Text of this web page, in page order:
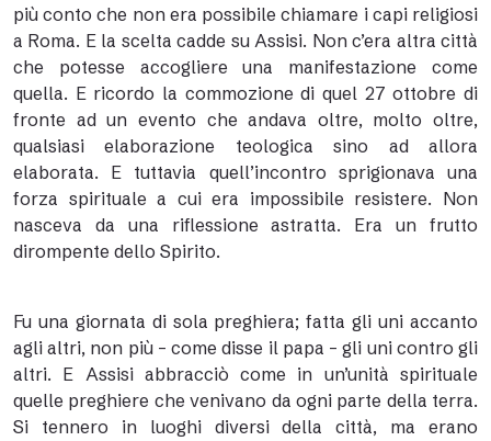
più conto che non era possibile chiamare i capi religiosi
a Roma. E la scelta cadde su Assisi. Non c’era altra città
che potesse accogliere una manifestazione come
quella. E ricordo la commozione di quel 27 ottobre di
fronte ad un evento che andava oltre, molto oltre,
qualsiasi elaborazione teologica sino ad allora
elaborata. E tuttavia quell’incontro sprigionava una
forza spirituale a cui era impossibile resistere. Non
nasceva da una riflessione astratta. Era un frutto
dirompente dello Spirito.
Fu una giornata di sola preghiera; fatta gli uni accanto
agli altri, non più – come disse il papa – gli uni contro gli
altri. E Assisi abbracciò come in un’unità spirituale
quelle preghiere che venivano da ogni parte della terra.
Si tennero in luoghi diversi della città, ma erano